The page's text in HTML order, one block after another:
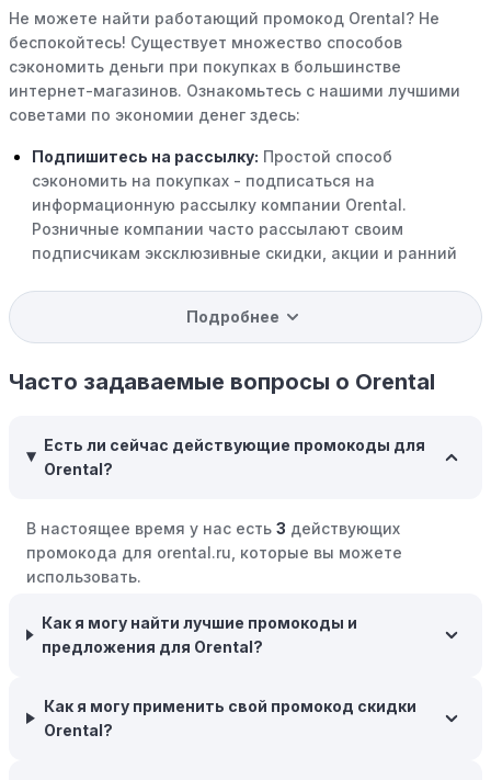
Не можете найти работающий промокод Orental? Не
беспокойтесь! Существует множество способов
сэкономить деньги при покупках в большинстве
интернет-магазинов. Ознакомьтесь с нашими лучшими
советами по экономии денег здесь:
Подпишитесь на рассылку: Простой способ
сэкономить на покупках - подписаться на
информационную рассылку компании Orental.
Розничные компании часто рассылают своим
подписчикам эксклюзивные скидки, акции и ранний
Программы вознаграждений: Скорее всего, в
компании Orental есть программы поощрения,
покупках. Накапливайте баллы и обменивайте их на
Совершать покупки во время распродаж:Следите за
крупными распродажами, такими как "черная
розничные компании часто предлагают значительные
скидки.
добавьте товары в корзину и оставьте их на день или
два. В некоторых случаях существует большая
побудить вас завершить покупку.
Подробнее
Часто задаваемые вопросы о Orental
Есть ли сейчас действующие промокоды для
Orental?
В настоящее время у нас есть 3 действующих
промокода для orental.ru, которые вы можете
использовать.
Как я могу найти лучшие промокоды и
предложения для Orental?
Как я могу применить свой промокод скидки
Orental?